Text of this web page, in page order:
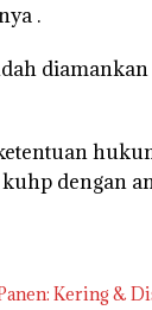
.
dengan
Kering &